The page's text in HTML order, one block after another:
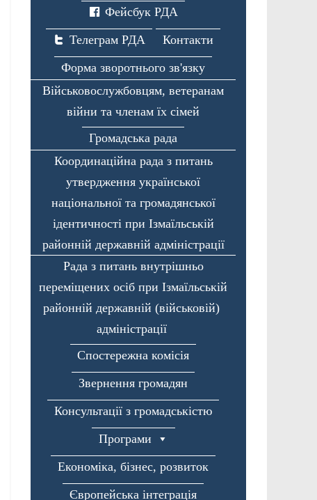
Фейсбук РДА
Телеграм РДА
Контакти
Форма зворотнього зв'язку
Військовослужбовцям, ветеранам
війни та членам їх сімей
Громадська рада
Координаційна рада з питань
утвердження української
національної та громадянської
ідентичності при Ізмаїльській
районній державній адміністрації
Рада з питань внутрішньо
переміщених осіб при Ізмаїльській
районній державній (військовій)
адміністрації
Спостережна комісія
Звернення громадян
Консультації з громадськістю
Програми
Економіка, бізнес, розвиток
Європейська інтеграція